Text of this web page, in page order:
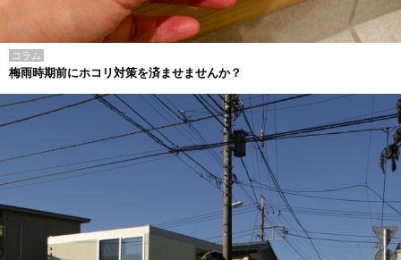
コラム
梅雨時期前にホコリ対策を済ませませんか？